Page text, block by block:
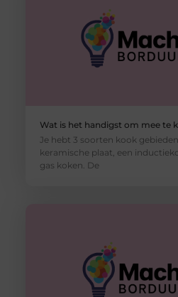
Wat is het handigst om mee te
Je hebt 3 soorten kook
keramische plaat, een
gas koken. De